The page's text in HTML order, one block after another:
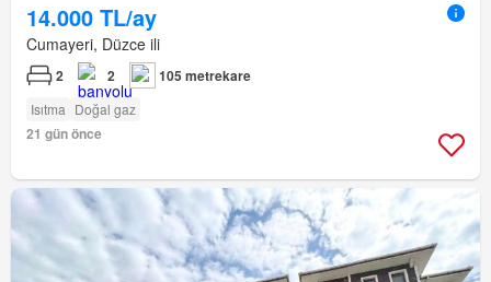
14.000 TL/ay
Cumayeri, Düzce ili
2 2 105 metrekare
Isıtma Doğal gaz
21 gün önce